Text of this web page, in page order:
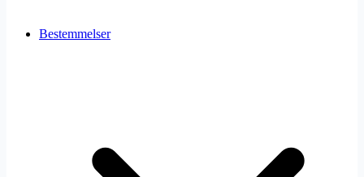
Bestemmelser